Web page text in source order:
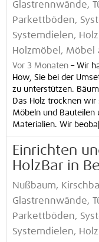
Glastrennwände,
Parkettböden,
Systemdielen,
Holzmöbel, Möbel
Vor 3 Monaten – Wir
How, Sie bei der
zu unterstützen.
Das Holz trocknen wir
Möbeln und Bauteilen
Materialien. Wir
Einrichten
HolzBar in
Nußbaum,
Glastrennwände,
Parkettböden,
Systemdielen,